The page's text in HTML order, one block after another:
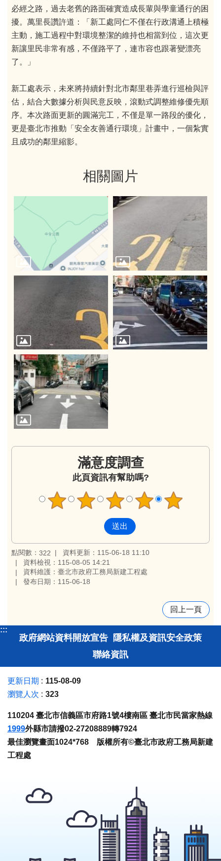
必經之路，過去老舊的路面確實造成長輩與學童通行的困
擾。萬里長讚許道：「新工處同仁不僅在行政溝通上積極
主動，施工過程中對環境整潔的維持也相當到位，這次更
新讓里民非常有感，不僅路平了，連市容也跟著變漂亮
了。」
新工處表示，未來將持續針對北市鄰里巷弄進行巡檢與評
估，結合大數據分析與民意反映，滾動式調整維修優先順
序。本次路面更新的圓滿完工，不僅是單一路段的優化，
更是臺北市推動「安全友善通行環境」計畫中，一個紮實
且成功的鄰里縮影。
相關圖片
滿意度調查
此頁資訊有幫助嗎?
點閱數： 322
資料更新：115-06-18 11:10
資料檢視：115-08-05 14:21
資料維護：臺北市政府工務局新建工程處
發布日期：115-06-18
回上一頁
:::
政府網站資料開放宣告 隱私權及資訊安全政策
聯絡資訊
更新日期
115-08-09
瀏覽人次
323
110204 臺北市信義區市府路1號4樓南區 臺北市民當家熱線
1999外縣市請撥02-27208889轉7924
最佳瀏覽畫面1024*768 版權所有©臺北市政府工務局新建
工程處